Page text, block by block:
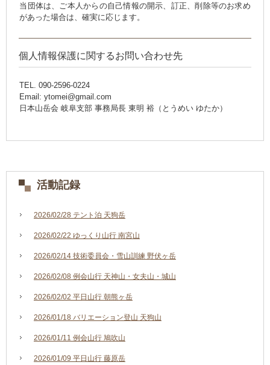
当団体は、ご本人からの自己情報の開示、訂正、削除等のお求め
があった場合は、確実に応じます。
個人情報保護に関するお問い合わせ先
TEL. 090-2596-0224
Email: ytomei@gmail.com
日本山岳会 岐阜支部 事務局長 東明 裕（とうめい ゆたか）
活動記録
2026/02/28 テント泊 天狗岳
2026/02/22 ゆっくり山行 南宮山
2026/02/14 技術委員会・雪山訓練 野伏ヶ岳
2026/02/08 例会山行 天神山・女夫山・城山
2026/02/02 平日山行 朝熊ヶ岳
2026/01/18 バリエーション登山 天狗山
2026/01/11 例会山行 鳩吹山
2026/01/09 平日山行 藤原岳